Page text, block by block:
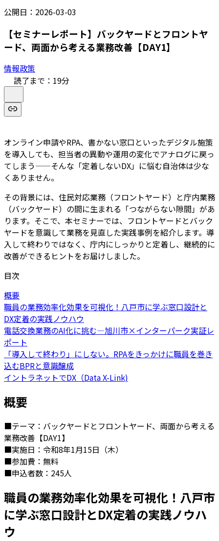
公開日： 2026-03-03
【セミナーレポート】バックヤードとフロントヤ
ード、両面から考える業務改善【DAY1】
情報政策
読了まで： 19分
オンライン申請やRPA、書かない窓口といったデジタル施策
を導入しても、担当者の異動や運用の変化でアナログに戻っ
てしまう——そんな「定着しないDX」に悩む自治体は少な
くありません。
その背景には、住民対応業務（フロントヤード）と庁内業務
（バックヤード）の間に生まれる「つながらない隙間」があ
ります。そこで、本セミナーでは、フロントヤードとバック
ヤードを意識して業務を見直した実践事例を紹介します。導
入して終わりではなく、庁内にしっかりと定着し、継続的に
改善ができるヒントをお届けしました。
目次
概要
職員の業務効率化効果を可視化！八戸市に学ぶ窓口設計と
DX定着の実践ノウハウ
電話交換業務のAI化に挑む―旭川市×インターパーク実証レ
ポート
「導入して終わり」にしない。RPAをきっかけに職員を巻き
込むBPRと意識醸成
イントラネットでDX（Data X-Link)
概要
■テーマ：バックヤードとフロントヤード、両面から考える
業務改善【DAY1】
■実施日：令和8年1月15日（木）
■参加費：無料
■申込者数：245人
職員の業務効率化効果を可視化！八戸市
に学ぶ窓口設計とDX定着の実践ノウハ
ウ